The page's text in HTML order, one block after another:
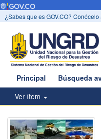
¿Sabes que es GOV.CO? Conócelo
Principal Búsqueda
Ver ítem